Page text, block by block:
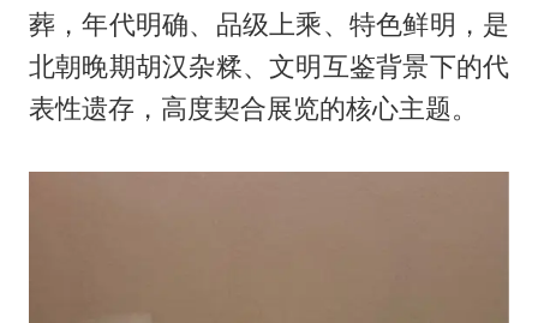
葬，年代明确、品级上乘、特色鲜明，是
北朝晚期胡汉杂糅、文明互鉴背景下的代
表性遗存，高度契合展览的核心主题。